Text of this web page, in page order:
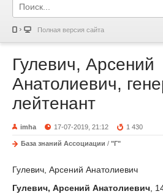
Полная версия сайта
Гулевич, Арсений
Анатолиевич,
лейтенант
imha 17-07-2019, 21:12 1 430
База знаний Ассоциации / "Г"
Гулевич, Арсений Анатолиевич
Гулевич, Арсений Анатолиевич ,